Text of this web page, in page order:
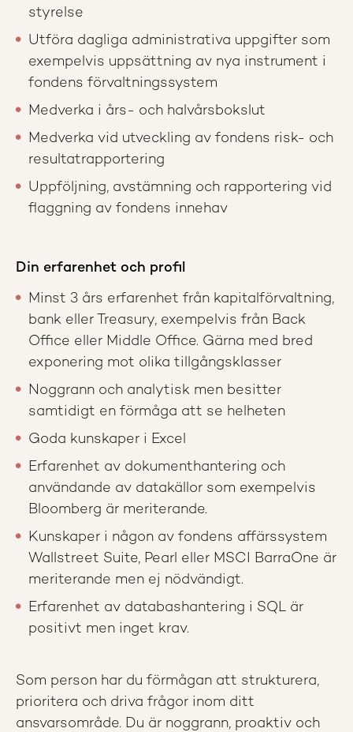
styrelse
Utföra dagliga administrativa uppgifter som
exempelvis uppsättning av nya instrument i
fondens förvaltningssystem
Medverka i års- och halvårsbokslut
Medverka vid utveckling av fondens risk- och
resultatrapportering
Uppföljning, avstämning och rapportering vid
flaggning av fondens innehav
Din erfarenhet och profil
Minst 3 års erfarenhet från kapitalförvaltning,
bank eller Treasury, exempelvis från Back
Office eller Middle Office. Gärna med bred
exponering mot olika tillgångsklasser
Noggrann och analytisk men besitter
samtidigt en förmåga att se helheten
Goda kunskaper i Excel
Erfarenhet av dokumenthantering och
användande av datakällor som exempelvis
Bloomberg är meriterande.
Kunskaper i någon av fondens affärssystem
Wallstreet Suite, Pearl eller MSCI BarraOne är
meriterande men ej nödvändigt.
Erfarenhet av databashantering i SQL är
positivt men inget krav.
Som person har du förmågan att strukturera,
prioritera och driva frågor inom ditt
ansvarsområde. Du är noggrann, proaktiv och